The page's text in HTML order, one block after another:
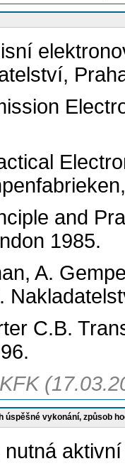
and
1985.
A.
C.B.
úspěšné vykonání, způsob